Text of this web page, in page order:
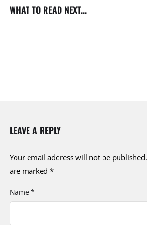
WHAT TO READ NEXT...
LEAVE A REPLY
Your email address will not be published.
are marked *
Name *